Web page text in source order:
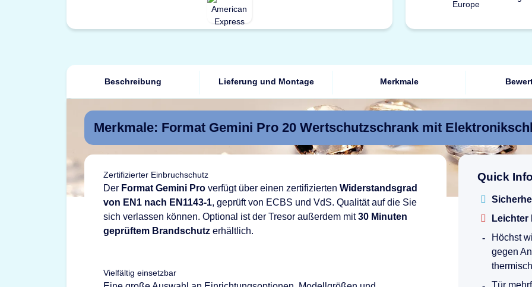
Beschreibung Lieferung und Montage Merkmale
Merkmale: Format Gemini Pro 20 Wertschutzschrank mit
Zertifizierter Einbruchschutz
Der Format Gemini Pro verfügt über einen zertifizierten Widerstandsgrad
von EN1 nach EN1143-1, geprüft von ECBS und VdS. Qualität auf die Sie
sich verlassen können. Optional ist der Tresor außerdem mit30 Minuten
geprüftem Brandschutz erhältlich.
Vielfältig einsetzbar
Quick
Leichter
Höchst
gegen
Tür